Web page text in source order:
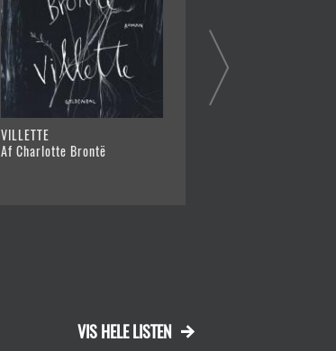
VILLETTE
Af Charlotte Brontë
VIS HELE LISTEN